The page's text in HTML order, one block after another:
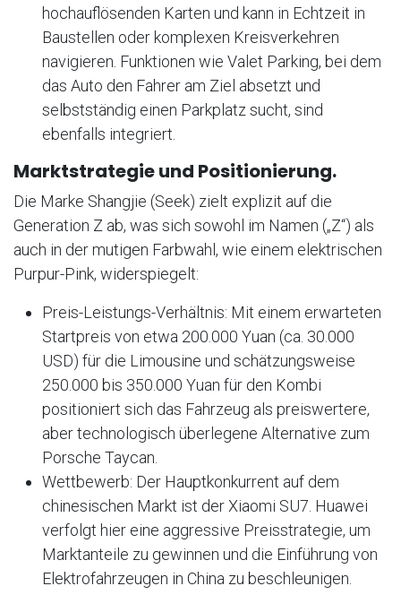
hochauflösenden Karten und kann in Echtzeit in
Baustellen oder komplexen Kreisverkehren
navigieren. Funktionen wie Valet Parking, bei dem
das Auto den Fahrer am Ziel absetzt und
selbstständig einen Parkplatz sucht, sind
ebenfalls integriert.
Marktstrategie und Positionierung.
Die Marke Shangjie (Seek) zielt explizit auf die
Generation Z ab, was sich sowohl im Namen („Z“) als
auch in der mutigen Farbwahl, wie einem elektrischen
Purpur-Pink, widerspiegelt:
Preis-Leistungs-Verhältnis: Mit einem erwarteten
Startpreis von etwa 200.000 Yuan (ca. 30.000
USD) für die Limousine und schätzungsweise
250.000 bis 350.000 Yuan für den Kombi
positioniert sich das Fahrzeug als preiswertere,
aber technologisch überlegene Alternative zum
Porsche Taycan.
Wettbewerb: Der Hauptkonkurrent auf dem
chinesischen Markt ist der Xiaomi SU7. Huawei
verfolgt hier eine aggressive Preisstrategie, um
Marktanteile zu gewinnen und die Einführung von
Elektrofahrzeugen in China zu beschleunigen.